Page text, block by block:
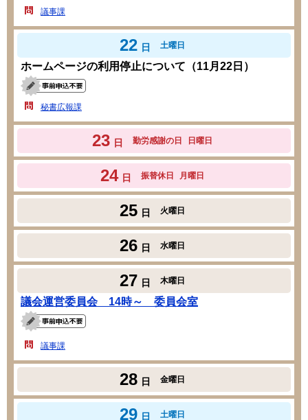
議事課
22 日 土曜日
ホームページの利用停止について（11月22日）
秘書広報課
23 日 勤労感謝の日 日曜日
24 日 振替休日 月曜日
25 日 火曜日
26 日 水曜日
27 日 木曜日
議会運営委員会 14時～ 委員会室
議事課
28 日 金曜日
29 日 土曜日